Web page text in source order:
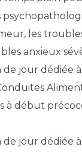
les
anxieux
jour dédiée
à début
de jour dédiée